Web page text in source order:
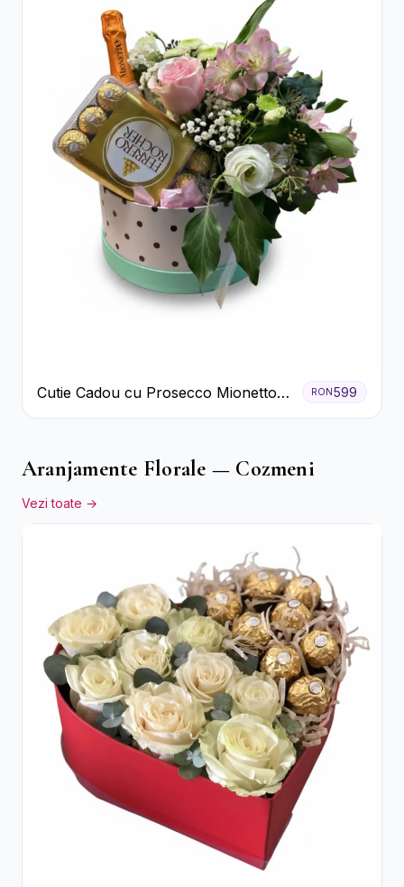
Cutie Cadou cu Prosecco Mionetto
Ferrero Rocher și Flori Pastelate
RON 599
Aranjamente Florale — Cozmeni
Vezi toate →